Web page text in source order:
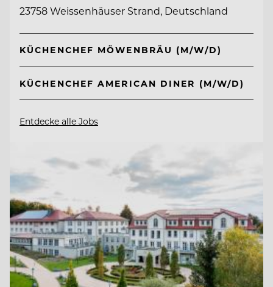
23758 Weissenhäuser Strand, Deutschland
KÜCHENCHEF MÖWENBRÄU (M/W/D)
KÜCHENCHEF AMERICAN DINER (M/W/D)
Entdecke alle Jobs